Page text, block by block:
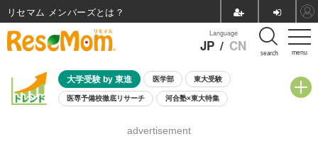
menu
Language
JP / CN search
大学受験 by 東進 医学部 東大受験
医専予備校徹底リサーチ 河合塾×東大特集
8月開催学校説明会・相談会
advertisement
リセマム メンバーズ